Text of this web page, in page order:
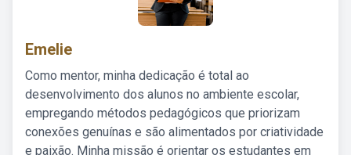
Emelie
Como mentor, minha dedicação é total ao
desenvolvimento dos alunos no ambiente escolar,
empregando métodos pedagógicos que priorizam
conexões genuínas e são alimentados por criatividade
e paixão. Minha missão é orientar os estudantes em